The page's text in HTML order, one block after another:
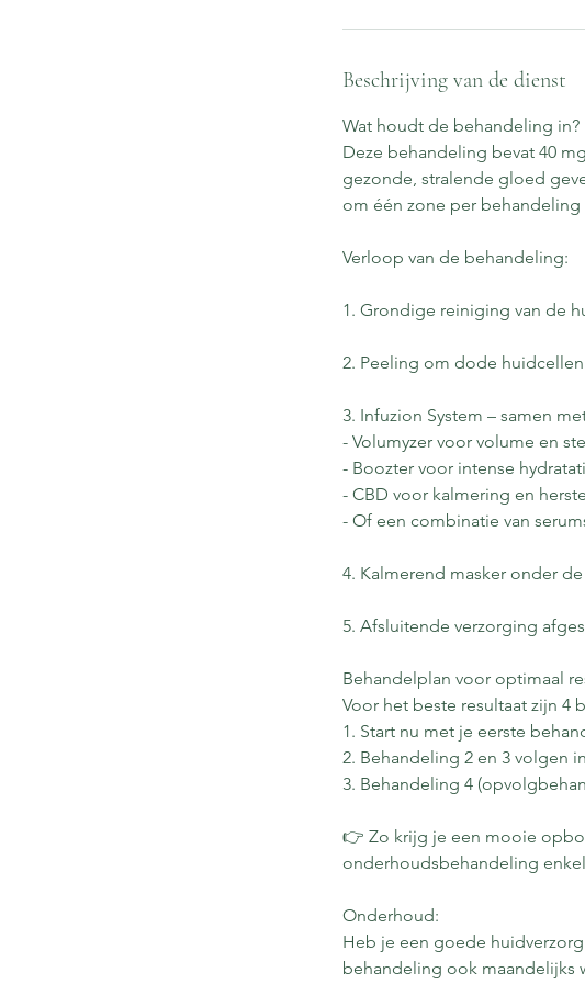
Beschrijving van de dienst
Wat houdt de behandeling in?
Deze behandeling bevat 40
gezonde, stralende gloed
om één zone per
Verloop van de behandeling:
1. Grondige reiniging van de
2. Peeling om dode
3. Infuzion System – samen
- Volumyzer voor volume en
- Boozter voor intense
- CBD voor kalmering en herstel
- Of een combinatie van
4. Kalmerend masker onder
5. Afsluitende verzorging
Behandelplan voor optimaal
Voor het beste resultaat zijn 4
1. Start nu met je eerste
2. Behandeling 2 en 3 volgen
3. Behandeling 4
👉 Zo krijg je een mooie
onderhoudsbehandeling
Onderhoud:
Heb je een goede
behandeling ook maandelijks